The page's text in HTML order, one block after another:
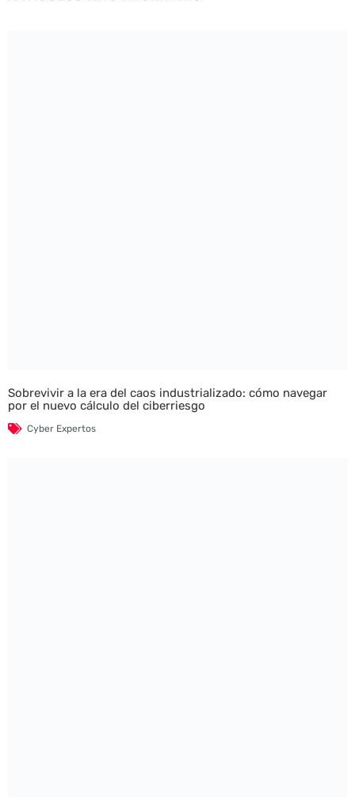
Sobrevivir a la era del caos industrializado: cómo navegar
por el nuevo cálculo del ciberriesgo
Cyber Expertos